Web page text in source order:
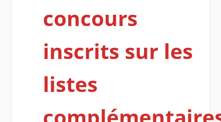
concours
inscrits sur les
listes